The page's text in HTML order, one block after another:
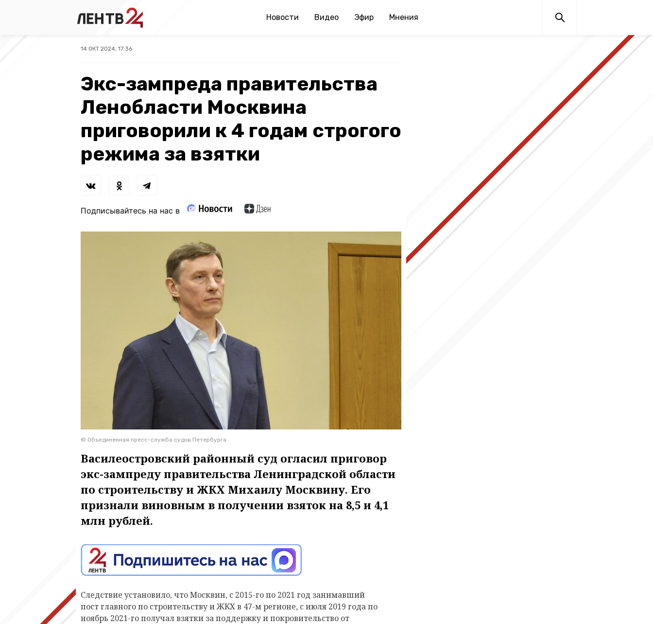
Новости Видео Эфир Мнения
14 ОКТ 2024, 17:36
Экс-зампреда правительства
Ленобласти Москвина
приговорили к 4 годам строгого
режима за взятки
Подписывайтесь на нас в
© Объединенная пресс-служба судов Петербурга
Василеостровский районный суд огласил приговор
экс-зампреду правительства Ленинградской области
по строительству и ЖКХ Михаилу Москвину. Его
признали виновным в получении взяток на 8,5 и 4,1
млн рублей.
Следствие установило, что Москвин, с 2015-го по 2021 год занимавший
пост главного по строительству и ЖКХ в 47-м регионе, с июля 2019 года по
ноябрь 2021-го получал взятки за поддержку и покровительство от